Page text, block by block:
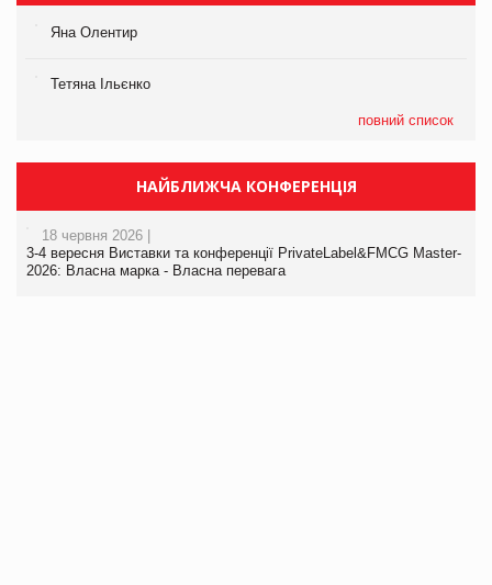
Яна Олентир
Тетяна Ільєнко
повний список
НАЙБЛИЖЧА КОНФЕРЕНЦІЯ
18 червня 2026 |
3-4 вересня Виставки та конференції PrivateLabel&FMCG Master-
2026: Власна марка - Власна перевага